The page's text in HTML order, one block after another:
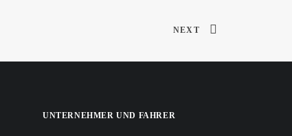
NEXT
UNTERNEHMER UND FAHRER